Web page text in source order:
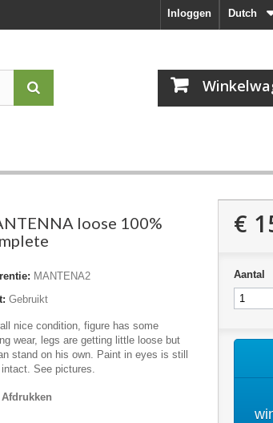
Dutch
Inloggen
loose 100%
MANTENA2
Gebruikt
nice condition, figure has some
wear, legs are getting little loose but
stand on his own. Paint in eyes is still
See pictures.
Afdrukken
€
Aantal